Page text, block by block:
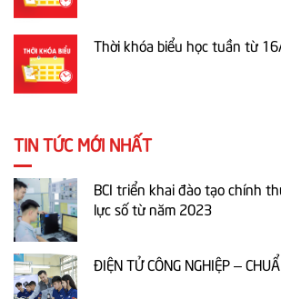
Thời khóa biểu học tuần từ
TIN TỨC MỚI NHẤT
BCI triển khai đào tạo chính
lực số từ năm 2023
ĐIỆN TỬ CÔNG NGHIỆP –